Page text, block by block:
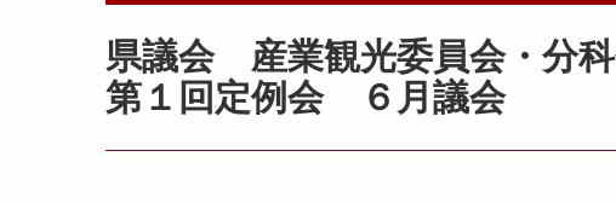
県議会 産業観光委員会・分
第１回定例会 ６月議会